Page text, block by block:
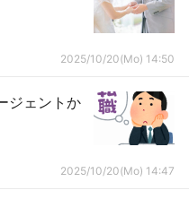
2025/10/20(Mo) 14:50
ジェントか
2025/10/20(Mo) 14:47